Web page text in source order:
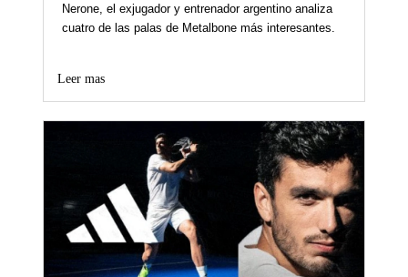
Nerone, el exjugador y entrenador argentino analiza
cuatro de las palas de Metalbone más interesantes.
Leer mas